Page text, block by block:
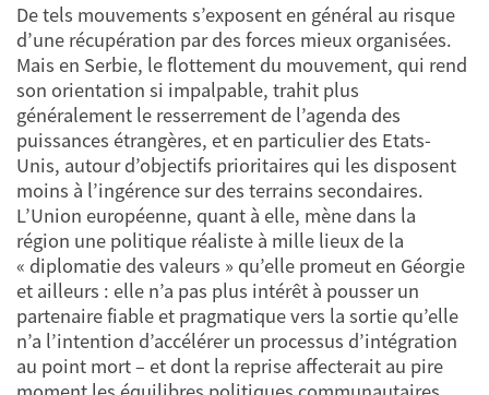
De tels mouvements s’exposent en général au risque
d’une récupération par des forces mieux organisées.
Mais en Serbie, le flottement du mouvement, qui rend
son orientation si impalpable, trahit plus
généralement le resserrement de l’agenda des
puissances étrangères, et en particulier des Etats-
Unis, autour d’objectifs prioritaires qui les disposent
moins à l’ingérence sur des terrains secondaires.
L’Union européenne, quant à elle, mène dans la
région une politique réaliste à mille lieux de la
« diplomatie des valeurs » qu’elle promeut en Géorgie
et ailleurs : elle n’a pas plus intérêt à pousser un
partenaire fiable et pragmatique vers la sortie qu’elle
n’a l’intention d’accélérer un processus d’intégration
au point mort – et dont la reprise affecterait au pire